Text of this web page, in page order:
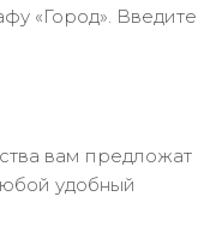
«Город». Введите
вам предложат
удобный